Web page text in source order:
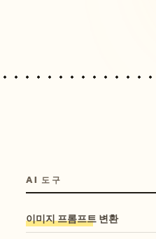
AI 도구
이미지 프롬프트 변환